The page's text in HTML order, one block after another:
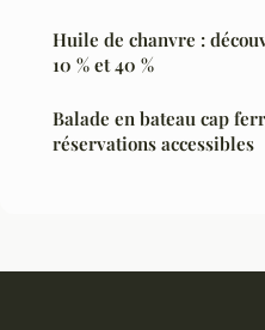
Huile de chanvre :
10 % et 40 %
Balade en bateau cap
réservations accessibles